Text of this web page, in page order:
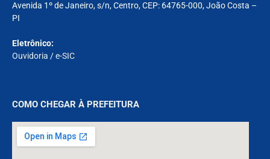
Avenida 1º de Janeiro, s/n, Centro, CEP: 64765-000, João Costa –
PI
Eletrônico:
Ouvidoria /e-SIC
COMO CHEGAR À PREFEITURA